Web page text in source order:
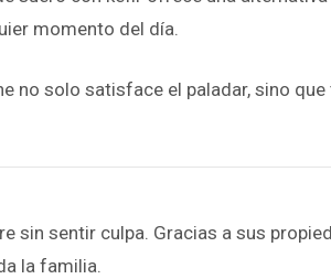
momento del día.
no solo satisface el paladar, sino
sin sentir culpa. Gracias a sus
la familia.